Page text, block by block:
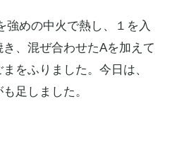
強めの中火で熱し、１を入
、混ぜ合わせたAを加えて
をふりました。今日は、
足しました。